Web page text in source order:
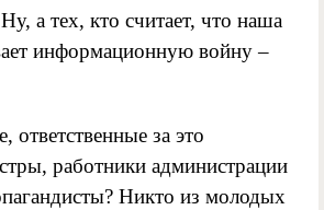
а тех, кто считает, что наша
информационную войну –
ответственные за это
работники администрации
Никто из молодых